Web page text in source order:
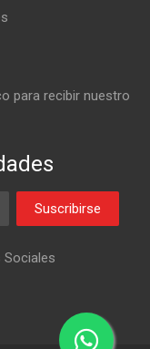
para recibir nuestro
Suscribirse
Sociales